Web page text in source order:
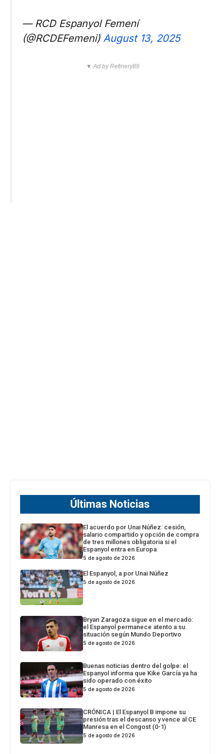
— RCD Espanyol Femení
(@RCDEFemeni) August 13, 2025
▼ Ad by Refinery89
Últimas Noticias
El acuerdo por Unai Núñez: cesión,
salario compartido y opción de compra
de tres millones obligatoria si el
Espanyol entra en Europa
5 de agosto de 2026
El Espanyol, a por Unai Núñez
5 de agosto de 2026
Bryan Zaragoza sigue en el mercado:
el Espanyol permanece atento a su
situación según Mundo Deportivo
5 de agosto de 2026
Buenas noticias dentro del golpe: el
Espanyol informa que Kike García ya ha
sido operado con éxito
5 de agosto de 2026
CRÓNICA | El Espanyol B impone su
presión tras el descanso y vence al CE
Manresa en el Congost (0-1)
5 de agosto de 2026